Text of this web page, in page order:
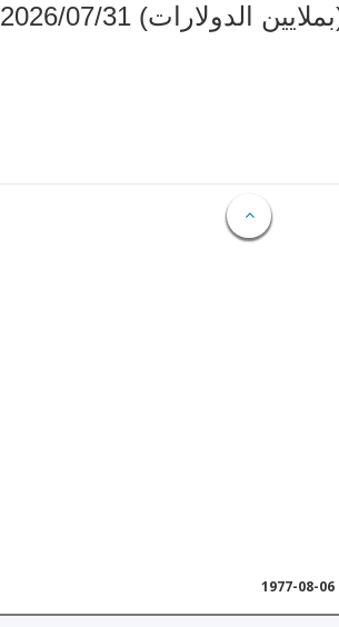
2026/07/31